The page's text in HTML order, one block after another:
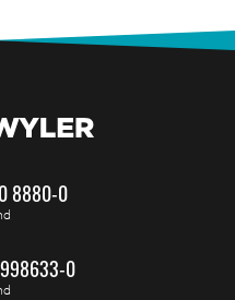
8880-0
0